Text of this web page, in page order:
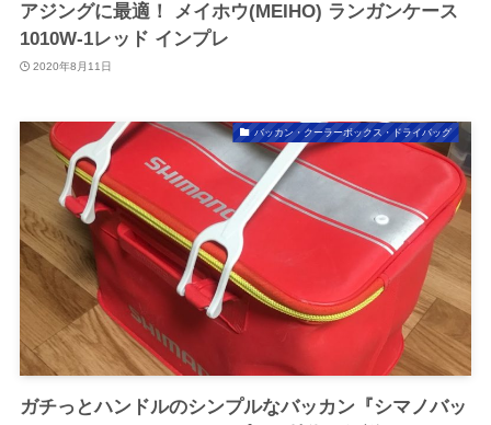
アジングに最適！ メイホウ(MEIHO) ランガンケース
1010W-1レッド インプレ
2020年8月11日
バッカン・クーラーボックス・ドライバッグ
ガチっとハンドルのシンプルなバッカン『シマノバッ